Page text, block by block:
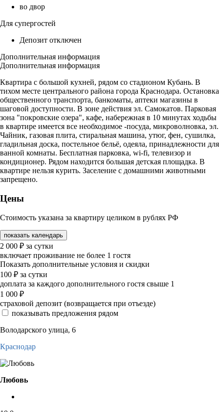
во двор
Для супергостей
Депозит отключен
Дополнительная информация
Дополнительная информация
Квартира с большой кухней, рядом со стадионом Кубань. В
тихом месте центрального района города Краснодара. Остановка
общественного транспорта, банкоматы, аптеки магазины в
шаговой доступности. В зоне действия эл. Самокатов. Парковая
зона "покровские озера", кафе, набережная в 10 минутах ходьбы
в квартире имеется все необходимое -посуда, микроволновка, эл.
Чайник, газовая плита, стиральная машина, утюг, фен, сушилка,
гладильная доска, постельное бельё, одеяла, принадлежности для
ванной комнаты. Бесплатная парковка, wi-fi, телевизор и
кондиционер. Рядом находится большая детская площадка. В
квартире нельзя курить. Заселение с домашними животными
запрещено.
Цены
Стоимость указана за квартиру целиком в рублях РФ
показать календарь
2 000 ₽ за сутки
включает проживание не более 1 гостя
Показать дополнительные условия и скидки
100 ₽ за сутки
доплата за каждого дополнительного гостя свыше 1
1 000 ₽
страховой депозит (возвращается при отъезде)
показывать предложения рядом
Володарского улица, 6
Краснодар
Любовь